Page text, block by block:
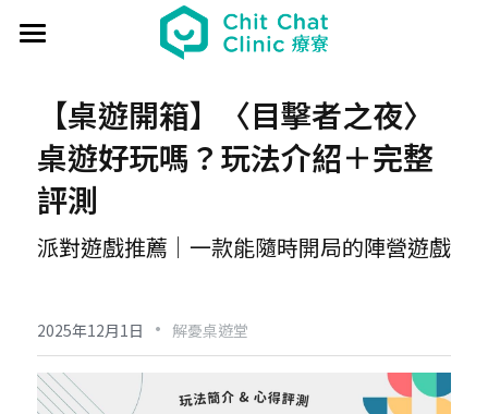
關於療寮 About
最新動態 Event
《真相追尋者》十字路口篇
日本香の占卜🎐
展覽 Exhibition
《島工》職業醫學社區展
療癒 & 心靈 Wellness
新北輕騎行
給香港人的國語課
場地租借 Venue
場地租借
部落格 Blog
【桌遊開箱】〈目擊者之夜〉
桌遊好玩嗎？玩法介紹＋完整
評測
派對遊戲推薦｜一款能隨時開局的陣營遊戲
2025年12月1日 · 解憂桌遊堂